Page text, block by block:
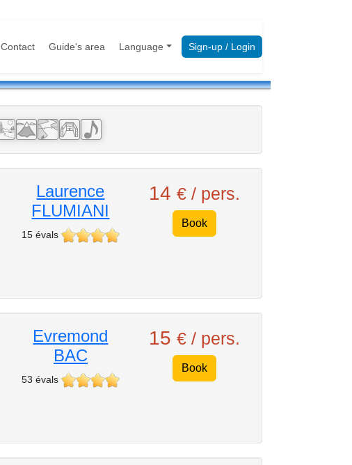
Contact Guide's area Language Sign-up / Login
Laurence
FLUMIANI
15 évals
14€ / pers.
Book
Evremond
BAC
53 évals
15€ / pers.
Book